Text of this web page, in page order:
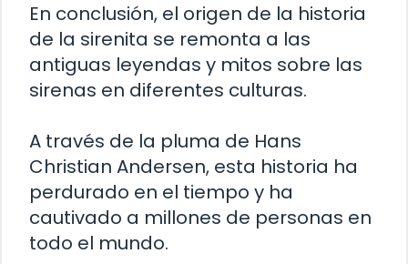
En conclusión, el origen de la historia
de la sirenita se remonta a las
antiguas leyendas y mitos sobre las
sirenas en diferentes culturas.
A través de la pluma de Hans
Christian Andersen, esta historia ha
perdurado en el tiempo y ha
cautivado a millones de personas en
todo el mundo.